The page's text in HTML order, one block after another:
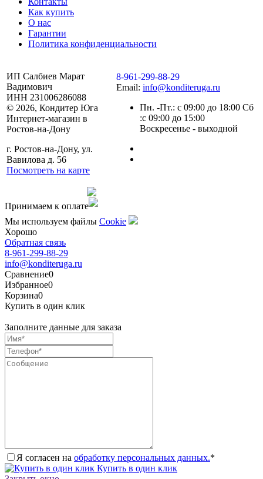
Как купить
О нас
Гарантии
Политика конфиденциальности
ИП Салбиев Марат
Вадимович
ИНН 231006286088
© 2026, Кондитер Юга
Интернет-магазин в
Ростов-на-Дону
г. Ростов-на-Дону, ул.
Вавилова д. 56
Посмотреть на карте
8-961-299-88-29
Email: info@konditeruga.ru
Пн. -Пт.: с 09:00 до 18:00 Сб
:с 09:00 до 15:00
Воскресенье - выходной
Принимаем к оплате
Мы используем файлы Сookie
Хорошо
Обратная связь
8-961-299-88-29
info@konditeruga.ru
Сравнение0
Избранное0
Корзина0
Купить в один клик
Заполните данные для заказа
Я согласен на обработку персональных данных.*
Купить в один клик